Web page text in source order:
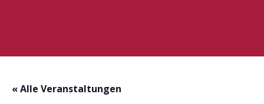
« Alle Veranstaltungen